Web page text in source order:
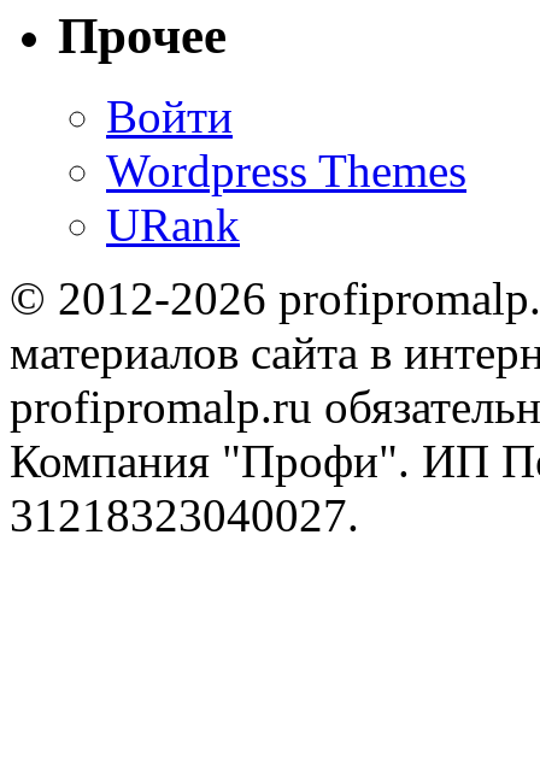
Прочее
Войти
Wordpress Themes
URank
© 2012-2026
материалов сайта в
profipromalp.ru
Компания "Профи". ИП
31218323040027.